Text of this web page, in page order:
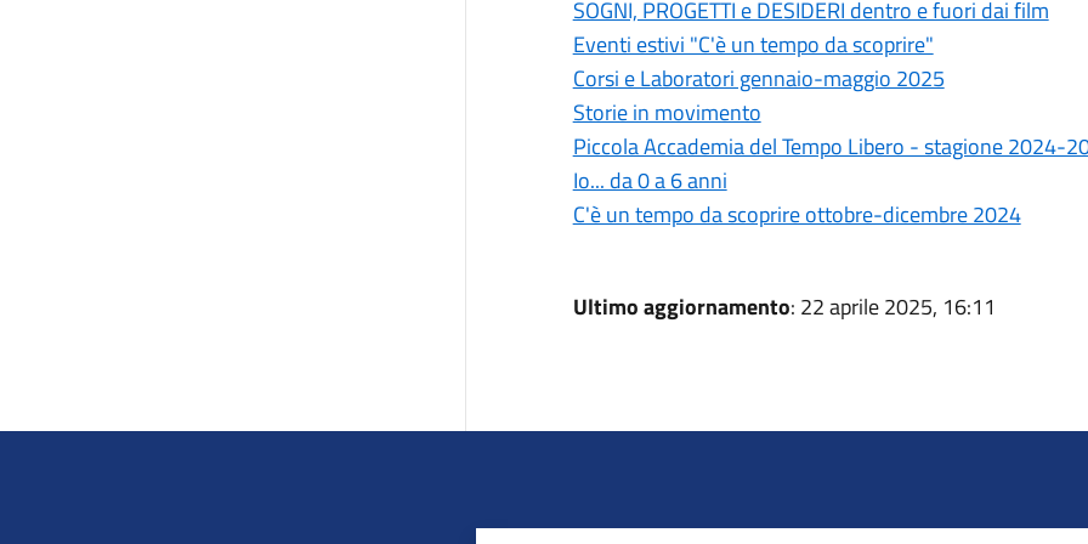
SOGNI, PROGETTI e DESIDERI dentro e fuori dai film
Eventi estivi "C'è un tempo da scoprire"
Corsi e Laboratori gennaio-maggio 2025
Storie in movimento
Piccola Accademia del Tempo Libero - stagione 2024-
Io... da 0 a 6 anni
C'è un tempo da scoprire ottobre-dicembre 2024
Ultimo aggiornamento: 22 aprile 2025, 16:11